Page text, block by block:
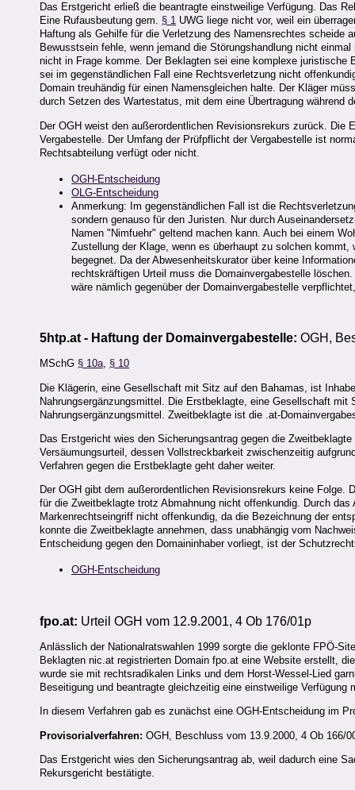
Das Erstgericht erließ die beantragte einstweilige Verfügung. Das
Eine Rufausbeutung gem. § 1 UWG liege nicht vor, weil ein
Haftung als Gehilfe für die Verletzung des Namensrechtes scheide
Bewusstsein fehle, wenn jemand die Störungshandlung nicht
nicht in Frage komme. Der Beklagten sei eine komplexe
sei im gegenständlichen Fall eine Rechtsverletzung nicht
Domain treuhändig für einen Namensgleichen halte. Der Kläger
durch Setzen des Wartestatus, mit dem eine Übertragung während
Der OGH weist den außerordentlichen Revisionsrekurs zurück. Die
Vergabestelle. Der Umfang der Prüfpflicht der Vergabestelle ist
Rechtsabteilung verfügt oder nicht.
OGH-Entscheidung
OLG-Entscheidung
Anmerkung: Im gegenständlichen Fall ist die
sondern genauso für den Juristen. Nur durch
Namen "Nimfuehr" geltend machen kann. Auch bei einem
Zustellung der Klage, wenn es überhaupt zu solchen
begegnet. Da der Abwesenheitskurator über keine
rechtskräftigen Urteil muss die Domainvergabestelle
wäre nämlich gegenüber der Domainvergabestelle
5htp.at - Haftung der Domainvergabestelle: OGH,
MSchG § 10a, § 10
Die Klägerin, eine Gesellschaft mit Sitz auf den Bahamas, ist
Nahrungsergänzungsmittel. Die Erstbeklagte, eine Gesellschaft
Nahrungsergänzungsmittel. Zweitbeklagte ist die .at-
Das Erstgericht wies den Sicherungsantrag gegen die
Versäumungsurteil, dessen Vollstreckbarkeit zwischenzeitig
Verfahren gegen die Erstbeklagte geht daher weiter.
Der OGH gibt dem außerordentlichen Revisionsrekurs keine
für die Zweitbeklagte trotz Abmahnung nicht offenkundig. Durch
Markenrechtseingriff nicht offenkundig, da die Bezeichnung der
konnte die Zweitbeklagte annehmen, dass unabhängig vom
Entscheidung gegen den Domaininhaber vorliegt, ist der
OGH-Entscheidung
fpo.at: Urteil OGH vom 12.9.2001, 4 Ob 176/01p
Anlässlich der Nationalratswahlen 1999 sorgte die geklonte FPÖ-
Beklagten nic.at registrierten Domain fpo.at eine Website erstellt,
wurde sie mit rechtsradikalen Links und dem Horst-Wessel-Lied
Beseitigung und beantragte gleichzeitig eine einstweilige Verfügung
In diesem Verfahren gab es zunächst eine OGH-Entscheidung im
Provisorialverfahren: OGH, Beschluss vom 13.9.2000, 4 Ob 166/
Das Erstgericht wies den Sicherungsantrag ab, weil dadurch eine
Rekursgericht bestätigte.